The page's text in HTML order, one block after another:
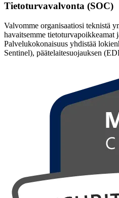
Tietoturvavalvonta (SOC)
Valvomme organisaatiosi teknistä
havaitsemme tietoturvapoikkeamat
Palvelukokonaisuus yhdistää
Sentinel), päätelaitesuojauksen